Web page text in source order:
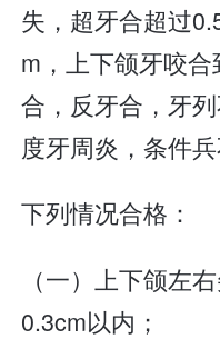
失，超牙合超过
m，上下颌牙咬
合，反牙合，牙
度牙周炎，条件兵
下列情况合格：
（一）上下颌左
0.3cm以内；